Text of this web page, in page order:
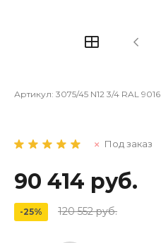
Артикул: 3075/45 N12 3/4 RAL 9016
Под заказ
90 414 руб.
-25% 120 552 руб.